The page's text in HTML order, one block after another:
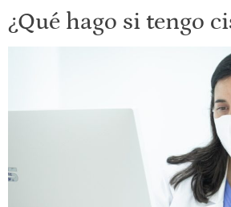
¿Qué hago si tengo